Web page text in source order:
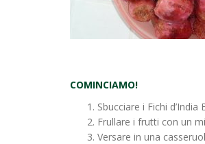
COMINCIAMO!
Sbucciare i Fichi
Frullare i frutti con un
Versare in una